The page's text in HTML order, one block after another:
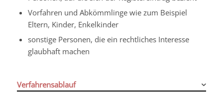
Vorfahren und Abkömmlinge wie zum Beispiel
Eltern, Kinder, Enkelkinder
sonstige Personen, die ein rechtliches Interesse
glaubhaft machen
Verfahrensablauf